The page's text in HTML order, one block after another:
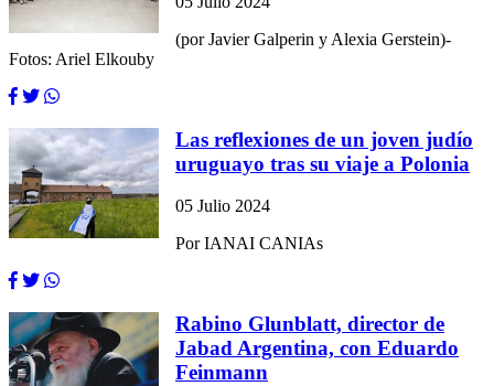
(por Javier Galperin y Alexia Gerstein)-
Fotos: Ariel Elkouby
Las reflexiones de un joven judío
uruguayo tras su viaje a Polonia
05 Julio 2024
Por IANAI CANIAs
Rabino Glunblatt, director de
Jabad Argentina, con Eduardo
Feinmann